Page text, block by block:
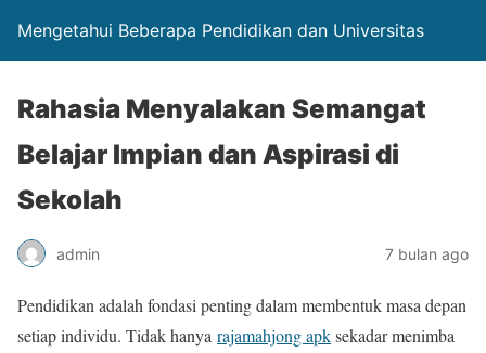
Mengetahui Beberapa Pendidikan dan Universitas
Rahasia Menyalakan Semangat
Belajar Impian dan Aspirasi di
Sekolah
admin 7 bulan ago
Pendidikan adalah fondasi penting dalam membentuk masa depan
setiap individu. Tidak hanya rajamahjong apksekadar menimba